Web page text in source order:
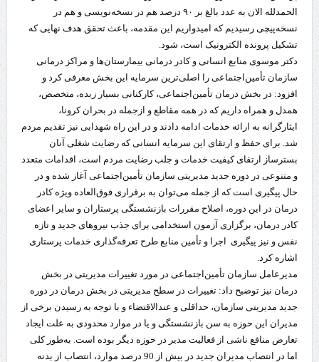
الحمدلله الان به عدد بالغ بر ۹۰ درصد هم در نسخه‌نویسی و هم در
نسخه‌پیچی رسیدیم که امیدواریم این مقدمه، باعث تحقق هدف نهایی که
تشکیل پرونده الکترونیک است، شود.
دکتر موسوی منابع انسانی و کادر درمانی بیمارستان‌ها و مراکز درمانی
سازمان تأمین‌اجتماعی را اصلی‌ترین سرمایه این بخش معرفی کرد و
افزود: در بخش درمان تأمین‌اجتماعی، کارکنانی بسیار زبده، متخصص،
همدل و همراه داریم که در همه مقاطع و ازجمله در بحران کرونا،
ایثارگرانه به ارائه خدمات ادامه دادند و در این راه شهدایی نیز تقدیم مردم
شد. برای حفظ و ارتقای این سرمایه انسانی که رضایت شغلی آنان
بسترساز ارتقای کیفیت خدمات و جلب رضایت مردم است، اقدامات متعدد
و متنوعی در دوره جدید مدیریتی سازمان تأمین‌اجتماعی آغاز شده و در
حال پیگیری است که از جمله می‌توان به برقراری فوق‌العاده ویژه کادر
درمان در این دوره، اصلاح مقررات بازنشستگی پرستاران و سایر اعضای
کادر درمان، برگزاری آزمون استخدامی برای جذب نیروهای جدید و تازه
نفس و نیز پیگیری اجرا و تأمین منابع طرح تعرفه‌گذاری خدمات پرستاری
اشاره کرد.
مدیرعامل سازمان تأمین‌اجتماعی در مورد تغییرات مدیریتی در بخش
درمان نیز توضیح داد: تغییرات در سطح مدیریتی در بخش درمان در دوره
جدید مدیریتی سازمان، حداقلی و عندالاقتضاء و با توجه به رسیدن برخی از
مدیران این حوزه به سن بازنشستگی و یا در موارد محدودی به علت ایجاد
تعارض منافع ناشی از فعالیت مدیر در حوزه دیگر بوده است. به‌طور کلی
اما در انتصاب مدیران جدید در بیش از 90 درصد موارد، انتصاب از بدنه